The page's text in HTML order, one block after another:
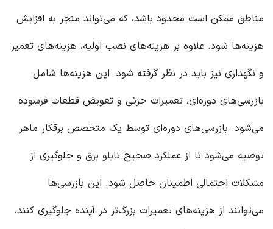
مناطق ممکن است محدود باشد، که می‌تواند منجر به افزایش
هزینه‌ها شود. علاوه بر هزینه‌های نصب اولیه، هزینه‌های تعمیر
و نگهداری نیز باید در نظر گرفته شود. این هزینه‌ها شامل
بازرسی‌های دوره‌ای، تعمیرات جزئی و تعویض قطعات فرسوده
می‌شود. بازرسی‌های دوره‌ای توسط یک متخصص برقکار ماهر
توصیه می‌شود تا از عملکرد صحیح تابلو برق و جلوگیری از
مشکلات احتمالی اطمینان حاصل شود. این بازرسی‌ها
می‌توانند از هزینه‌های تعمیرات بزرگ‌تر در آینده جلوگیری کنند.